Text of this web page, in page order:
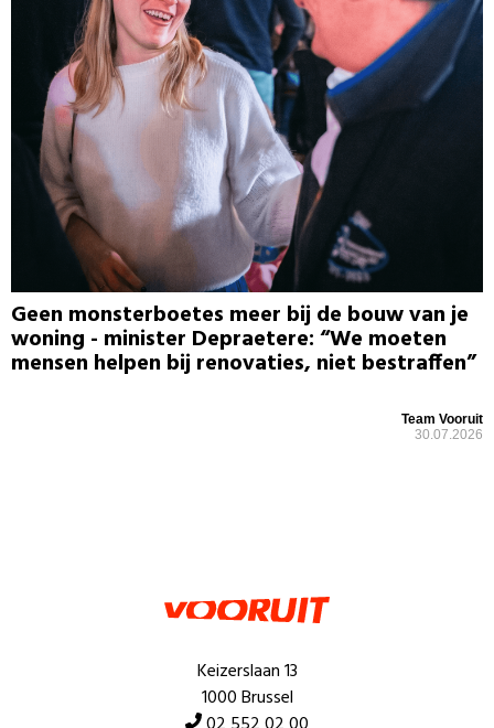
Geen monsterboetes meer bij de bouw van je
woning - minister Depraetere: “We moeten
mensen helpen bij renovaties, niet bestraffen”
Team Vooruit
30.07.2026
Keizerslaan 13
1000 Brussel